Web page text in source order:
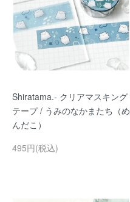
Shiratama.- クリアマスキング
テープ / うみのなかまたち（め
んだこ）
495円(税込)